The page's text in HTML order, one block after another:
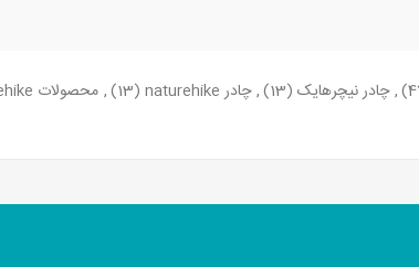
, چادر نیچرهایک (13)
, چادر naturehike (13)
, محصولات naturehike